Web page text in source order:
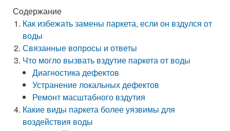
Содержание
Как избежать замены паркета, если он вздулся от
воды
Связанные вопросы и ответы
Что могло вызвать вздутие паркета от воды
Диагностика дефектов
Устранение локальных дефектов
Ремонт масштабного вздутия
Какие виды паркета более уязвимы для
воздействия воды